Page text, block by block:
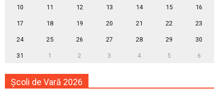
10 11 12 13 14 15 16
17 18 19 20 21 22 23
24 25 26 27 28 29 30
31 1 2 3 4 5 6
Școli de Vară 2026